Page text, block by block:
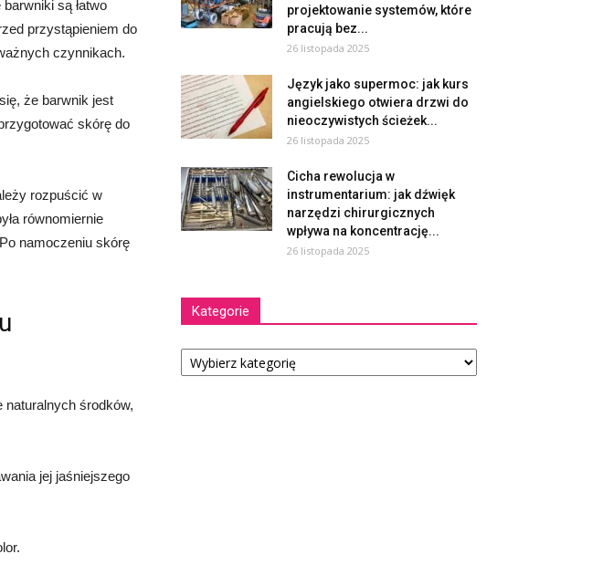
są łatwo
przystąpieniem do
czynnikach.
że barwnik jest
skórę do
rozpuścić w
równomiernie
namoczeniu skórę
środków,
jej jaśniejszego
projektowanie systemów, które
pracują bez...
26 listopada 2025
Język jako supermoc: jak kurs
angielskiego otwiera drzwi do
nieoczywistych ścieżek...
26 listopada 2025
Cicha rewolucja w
instrumentarium: jak dźwięk
narzędzi chirurgicznych
wpływa na koncentrację...
26 listopada 2025
Kategorie
Kategorie